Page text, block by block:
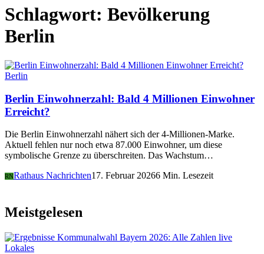
Schlagwort: Bevölkerung
Berlin
Berlin
Berlin Einwohnerzahl: Bald 4 Millionen Einwohner
Erreicht?
Die Berlin Einwohnerzahl nähert sich der 4-Millionen-Marke.
Aktuell fehlen nur noch etwa 87.000 Einwohner, um diese
symbolische Grenze zu überschreiten. Das Wachstum…
RNRathaus Nachrichten17. Februar 20266 Min. Lesezeit
Meistgelesen
Lokales